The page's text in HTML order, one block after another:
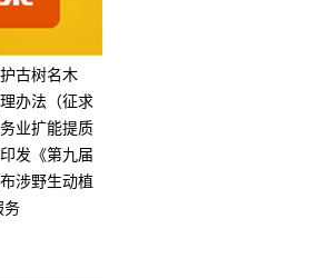
古树名木
办法（征求
业扩能提质
发《第九届
涉野生动植
务